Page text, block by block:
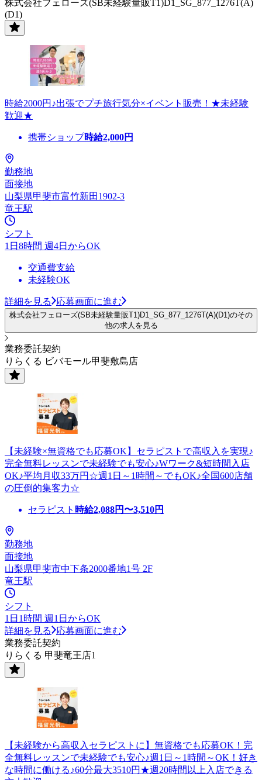
株式会社フェローズ(SB未経験量販T1)D1_SG_877_1276T(A)
(D1)
時給2000円♪出張でプチ旅行気分×イベント販売！★未経験
歓迎★
携帯ショップ時給2,000円
勤務地
面接地
山梨県甲斐市富竹新田1902-3
竜王駅
シフト
1日8時間 週4日からOK
交通費支給
未経験OK
詳細を見る 応募画面に進む
株式会社フェローズ(SB未経験量販T1)D1_SG_877_1276T(A)(D1)のその
他の求人を見る
業務委託契約
りらくる ビバモール甲斐敷島店
【未経験×無資格でも応募OK】セラピストで高収入を実現♪
完全無料レッスンで未経験でも安心♪Wワーク&短時間入店
OK♪平均月収33万円☆週1日～1時間～でもOK♪全国600店舗
の圧倒的集客力☆
セラピスト 時給2,088円〜3,510円
勤務地
面接地
山梨県甲斐市中下条2000番地1号 2F
竜王駅
シフト
1日1時間 週1日からOK
詳細を見る
応募画面に進む
業務委託契約
りらくる 甲斐竜王店1
【未経験から高収入セラピストに】無資格でも応募OK！完
全無料レッスンで未経験でも安心♪週1日～1時間～OK！好き
な時間に働ける♪60分最大3510円★週20時間以上入店できる